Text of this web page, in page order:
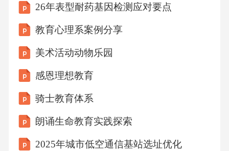
统的筛选标准将设计好的简历放入ATS系统中进
行测试，检查简历的排版和信息是否准确无
结果，调整简历的关键词和排版格式，提高简
历的通过率。根据测试结果调整简历06投递适
配与迭代优化岗位需求匹配策略根据目标岗位
的要求，调整简历中的关键词和技能描述，提
高简历与岗位的匹配度。精准匹配在简历中明
确表述求职意向，包括目标职位、行业、工作
26年表型耐药基因检测应对要点
教育心理系案例分享
美术活动动物乐园
感恩理想教育
骑士教育体系
朗诵生命教育实践探索
2025年城市低空通信基站选址优化